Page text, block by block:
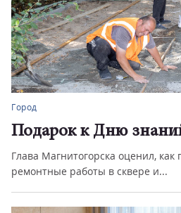
к Дню знаний
оценил, как продвигаются
в сквере и...